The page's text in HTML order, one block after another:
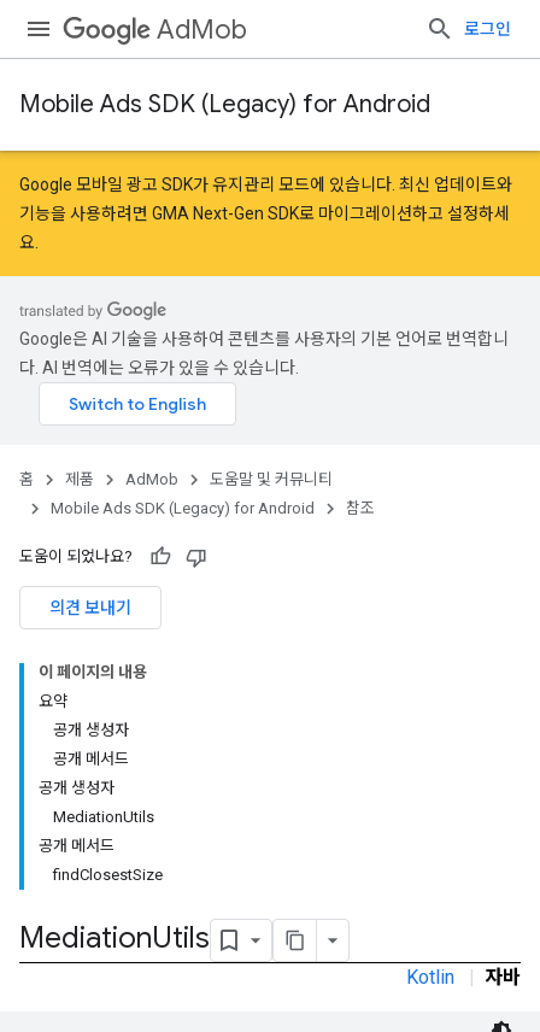
AdMob 로그인
Mobile Ads SDK (Legacy) for Android
Google 모바일 광고 SDK가 유지관리 모드에 있습니다. 최신 업데이트와
기능을 사용하려면 GMA Next-Gen SDK로 마이그레이션하고 설정하세
요.
Google은 AI 기술을 사용하여 콘텐츠를 사용자의 기본 언어로 번역합니
다. AI 번역에는 오류가 있을 수 있습니다.
홈 제품 AdMob
도움말 및 커뮤니티
Mobile Ads SDK (Legacy) for Android
참조
도움이 되었나요?
의견 보내기
이 페이지의 내용
요약
공개 생성자
공개 메서드
공개 생성자
MediationUtils
공개 메서드
findClosestSize
MediationUtils
Kotlin | 자바